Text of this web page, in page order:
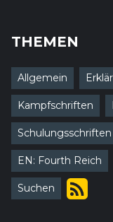
THEMEN
Allgemein
Kampfschriften
Schulungsschriften
EN: Fourth Reich
Suchen